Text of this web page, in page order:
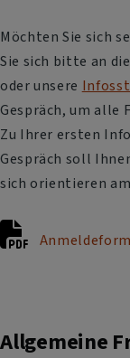
Möchten Sie sich
Sie sich bitte an die
oder unsere
Gespräch, um alle
Zu Ihrer ersten
Gespräch soll
sich orientieren am
Allgemeine